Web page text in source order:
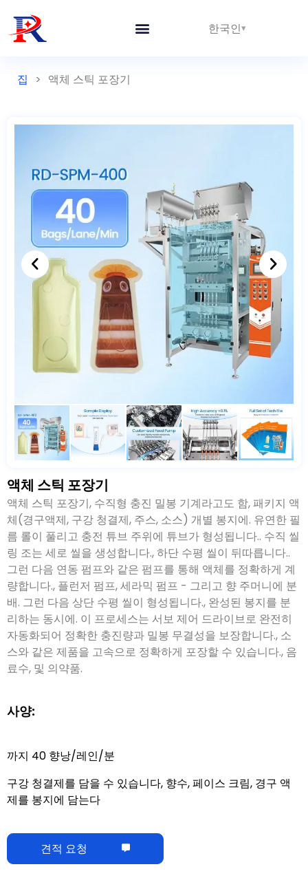
한국인
집 > 액체 스틱 포장기
액체 스틱 포장기
액체 스틱 포장기, 수직형 충진 밀봉 기계라고도 함, 패키지 액
체(경구액제, 구강 청결제, 주스, 소스) 개별 봉지에. 유연한 필
름 롤이 풀리고 충전 튜브 주위에 튜브가 형성됩니다.. 수직 씰
링 조는 세로 씰을 생성합니다., 하단 수평 씰이 뒤따릅니다..
그런 다음 연동 펌프와 같은 펌프를 통해 액체를 정확하게 계
량합니다., 플런저 펌프, 세라믹 펌프 - 그리고 향 주머니에 분
배. 그런 다음 상단 수평 씰이 형성됩니다., 완성된 봉지를 분
리하는 동시에. 이 프로세스는 서보 제어 드라이브로 완전히
자동화되어 정확한 충진량과 밀봉 무결성을 보장합니다., 소
스와 같은 제품을 고속으로 정확하게 포장할 수 있습니다., 음
료수, 및 의약품.
사양:
까지 40 향낭/레인/분
구강 청결제를 담을 수 있습니다, 향수, 페이스 크림, 경구 액
제를 봉지에 담는다
견적 요청